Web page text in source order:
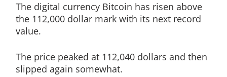
The digital currency Bitcoin has risen above
the 112,000 dollar mark with its next record
value.
The price peaked at 112,040 dollars and then
slipped again somewhat.